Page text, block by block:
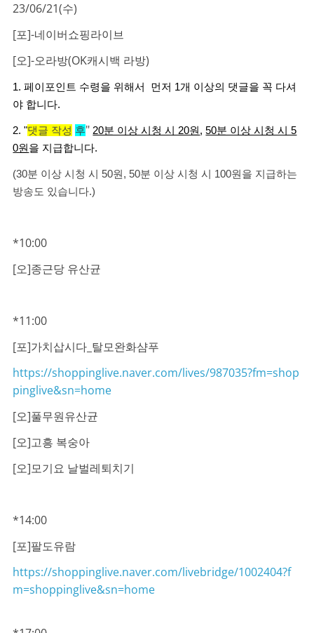
23/06/21(수)
[포]-네이버쇼핑라이브
[오]-오라방(OK캐시백 라방)
1. 페이포인트 수령을 위해서 먼저 1개 이상의 댓글을 꼭 다셔
야 합니다.
2. "댓글 작성 후" 20분 이상 시청 시 20원,50분 이상 시청 시 5
0원을 지급합니다.
(30분 이상 시청 시 50원, 50분 이상 시청 시 100원을 지급하는
방송도 있습니다.)
*10:00
[오]종근당 유산균
*11:00
[포]가치삽시다_탈모완화샴푸
https://shoppinglive.naver.com/lives/987035?fm=shop
pinglive&sn=home
[오]풀무원유산균
[오]고흥 복숭아
[오]모기요 날벌레퇴치기
*14:00
[포]팔도유람
https://shoppinglive.naver.com/livebridge/1002404?f
m=shoppinglive&sn=home